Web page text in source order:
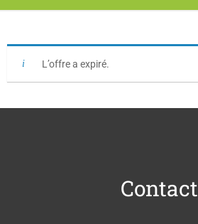
L’offre a expiré.
Contact